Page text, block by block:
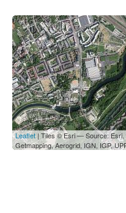
Leaflet| Tiles © Esri — Source: Esri,
Getmapping, Aerogrid, IGN, IGP,